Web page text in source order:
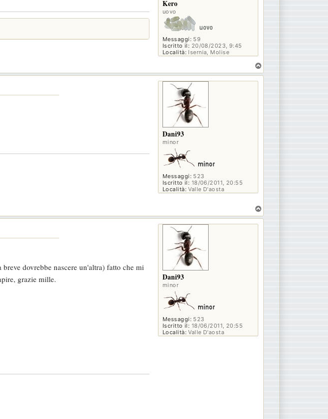
Kero
uovo
Messaggi: 59
Iscritto il: 20/08/2023, 9:45
Località: Isernia, Molise
o
Dani93
minor
Messaggi: 523
Iscritto il: 18/06/2011, 20:55
Località: Valle D'aosta
o
Dani93
minor
Messaggi: 523
Iscritto il: 18/06/2011, 20:55
Località: Valle D'aosta
dovrebbe nascere un'altra) fatto che mi
grazie mille.